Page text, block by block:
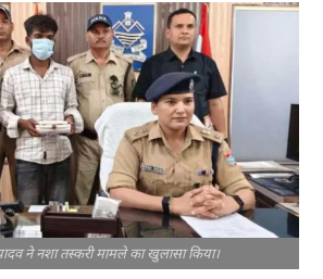
ने नशा तस्करी मामले का खुलासा किया।